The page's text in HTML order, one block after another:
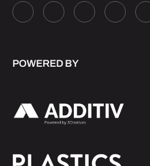
POWERED BY